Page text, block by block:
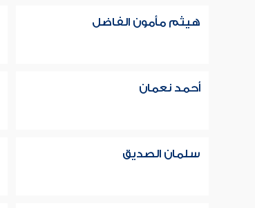
هيثم مأمون الفاضل
أحمد نعمان
سلمان الصديق